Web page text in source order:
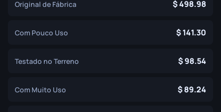
Original de Fábrica 498.98
Com Pouco Uso 141.30
Testado no Terreno 98.54
Com Muito Uso 89.24